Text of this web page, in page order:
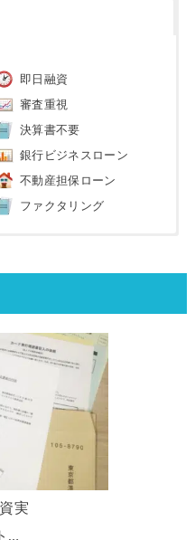
即日融資
審査重視
決算書不要
銀行ビジネスローン
不動産担保ローン
ファクタリング
実